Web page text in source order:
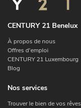
CENTURY 21 Benelux
À propos de nous
Offres d'emploi
CENTURY 21 Luxembourg
Blog
Nos services
Trouver le bien de vos rêves